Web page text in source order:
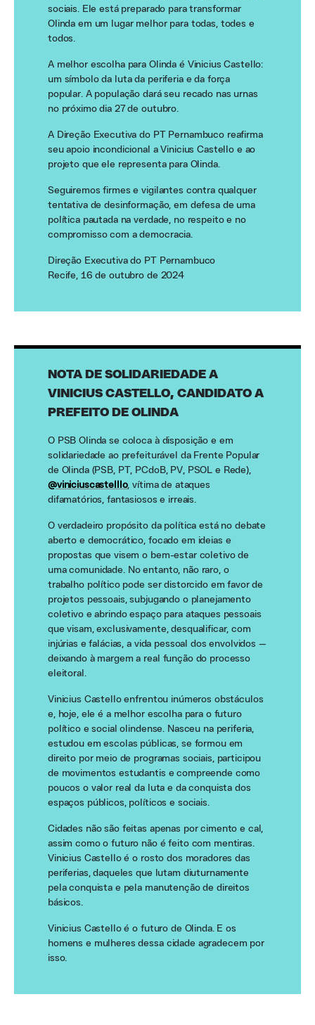
sociais. Ele está preparado para transformar
Olinda em um lugar melhor para todas, todes e
todos.
A melhor escolha para Olinda é Vinicius Castello:
um símbolo da luta da periferia e da força
popular. A população dará seu recado nas urnas
no próximo dia 27 de outubro.
A Direção Executiva do PT Pernambuco reafirma
seu apoio incondicional a Vinicius Castello e ao
projeto que ele representa para Olinda.
Seguiremos firmes e vigilantes contra qualquer
tentativa de desinformação, em defesa de uma
política pautada na verdade, no respeito e no
compromisso com a democracia.
Direção Executiva do PT Pernambuco
Recife, 16 de outubro de 2024
NOTA DE SOLIDARIEDADE A
VINICIUS CASTELLO, CANDIDATO A
PREFEITO DE OLINDA
O PSB Olinda se coloca à disposição e em
solidariedade ao prefeiturável da Frente Popular
de Olinda (PSB, PT, PCdoB, PV, PSOL e Rede),
@viniciuscastelllo, vítima de ataques
difamatórios, fantasiosos e irreais.
O verdadeiro propósito da política está no debate
aberto e democrático, focado em ideias e
propostas que visem o bem-estar coletivo de
uma comunidade. No entanto, não raro, o
trabalho político pode ser distorcido em favor de
projetos pessoais, subjugando o planejamento
coletivo e abrindo espaço para ataques pessoais
que visam, exclusivamente, desqualificar, com
injúrias e falácias, a vida pessoal dos envolvidos —
deixando à margem a real função do processo
eleitoral.
Vinicius Castello enfrentou inúmeros obstáculos
e, hoje, ele é a melhor escolha para o futuro
político e social olindense. Nasceu na periferia,
estudou em escolas públicas, se formou em
direito por meio de programas sociais, participou
de movimentos estudantis e compreende como
poucos o valor real da luta e da conquista dos
espaços públicos, políticos e sociais.
Cidades não são feitas apenas por cimento e cal,
assim como o futuro não é feito com mentiras.
Vinicius Castello é o rosto dos moradores das
periferias, daqueles que lutam diuturnamente
pela conquista e pela manutenção de direitos
básicos.
Vinicius Castello é o futuro de Olinda. E os
homens e mulheres dessa cidade agradecem por
isso.